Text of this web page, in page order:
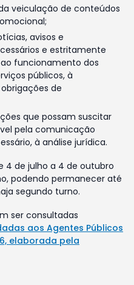
veiculação de conteúdos
avisos e
e estritamente
funcionamento dos
públicos, à
de
que possam suscitar
pela comunicação
à análise jurídica.
4 de julho a 4 de outubro
podendo permanecer até
segundo turno.
ser consultadas
aos Agentes Públicos
elaborada pela